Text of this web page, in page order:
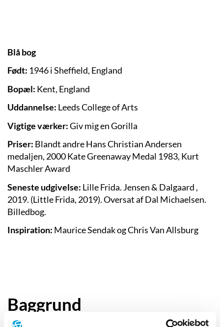
Blå bog
Født: 1946 i Sheffield, England
Bopæl: Kent, England
Uddannelse: Leeds College of Arts
Vigtige værker:Giv mig en Gorilla
Priser: Blandt andre Hans Christian Andersen
medaljen, 2000 Kate Greenaway Medal 1983, Kurt
Maschler Award
Seneste udgivelse: Lille Frida. Jensen & Dalgaard ,
2019. (Little Frida, 2019). Oversat afDal Michaelsen.
Billedbog.
Inspiration: Maurice Sendak og Chris Van Allsburg
Baggrund